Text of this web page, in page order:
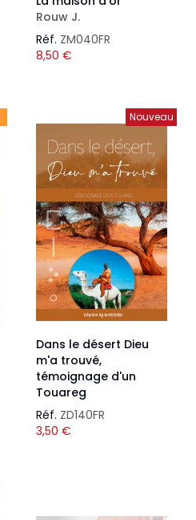
Rouw J.
Réf. ZM040FR
8,50 €
Nouveau
Dans le désert Dieu
m'a trouvé,
témoignage d'un
Touareg
Réf. ZD140FR
3,50 €